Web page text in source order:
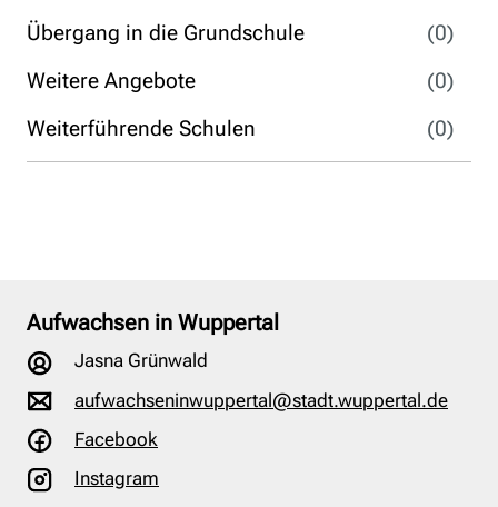
Übergang in die Grundschule
(0)
Weitere Angebote
(0)
Weiterführende Schulen
(0)
Aufwachsen in Wuppertal
Jasna Grünwald
aufwachseninwuppertal@stadt.wuppertal.de
Facebook
Instagram